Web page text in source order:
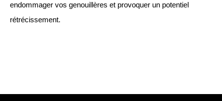
endommager vos genouillères et provoquer un potentiel
rétrécissement.